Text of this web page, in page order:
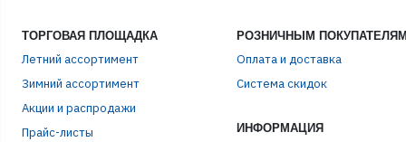
ТОРГОВАЯ ПЛОЩАДКА
Летний ассортимент
Зимний ассортимент
Акции и распродажи
Прайс-листы
РОЗНИЧНЫМ
Оплата и доставка
Система скидок
ИНФОРМАЦИЯ